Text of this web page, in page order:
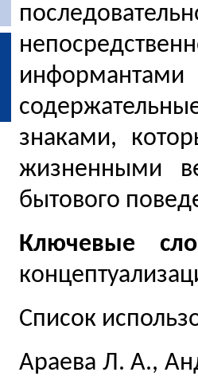
информантами
знаками,
жизненными
бытового
Ключевые
Список
Араева Л. А.,